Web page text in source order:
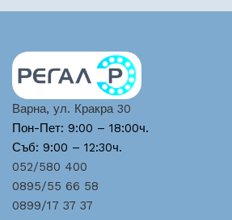
Варна, ул. Кракра 30
Пон-Пет: 9:00 – 18:00ч.
Съб: 9:00 – 12:30ч.
052/580 400
0895/55 66 58
0899/17 37 37